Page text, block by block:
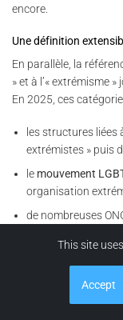
encore.
Une définition
En parallèle, la
» et à l’« extrémisme
En 2025, ces
les structures liées
extrémistes » puis
le mouvement
organisation
de nombreuses
Progressivement, la
dissidence politique
This site
Accept